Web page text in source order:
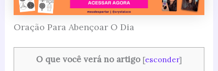
Oração Para Abençoar O Dia
O que você verá no artigo [esconder]